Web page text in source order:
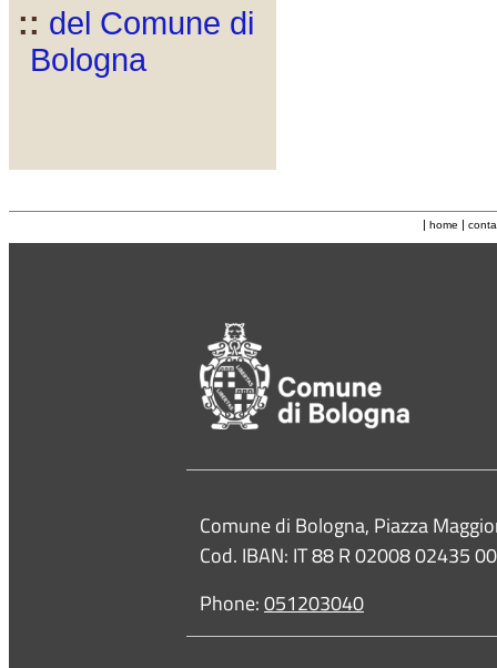
:: del Comune di
Bologna
| home |
Contacts
Comune di Bologna, Piazza
Cod. IBAN: IT 88 R 02008 02435
Phone:051203040